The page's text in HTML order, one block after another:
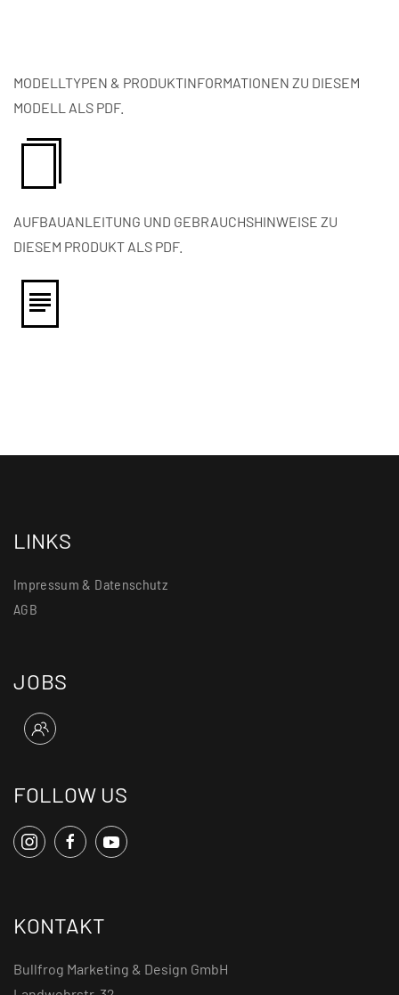
MODELLTYPEN & PRODUKTINFORMATIONEN ZU DIESEM
MODELL ALS PDF.
AUFBAUANLEITUNG UND GEBRAUCHSHINWEISE ZU
DIESEM PRODUKT ALS PDF.
LINKS
Impressum & Datenschutz
AGB
JOBS
FOLLOW US
KONTAKT
Bullfrog Marketing & Design GmbH